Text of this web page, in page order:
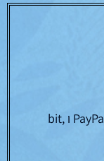
עובדים עם כל כרטיסי האשראי וגם PayPal ו bit,